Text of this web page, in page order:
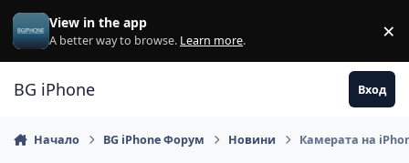
Премини към съдържанието
View in the app
A better way to browse. Learn more. ×
BG iPhone Вход
Начало BG iPhone Форум Новини Камерата на